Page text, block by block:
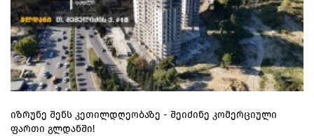
იზრუნე შენს კეთილდღეობაზე - შეიძინე კომერციული
ფართი გლდანში!